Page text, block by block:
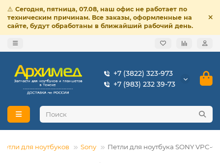
⚠️ Сегодня, пятница, 07.08, наш офис не работает по
техническим причинам. Все заказы, оформленные на
сайте, будут обработаны в ближайший рабочий день.
+7 (3822) 323-973
+7 (983) 232 39-73
для ноутбуков Sony Петли для ноутбука SONY VPC-